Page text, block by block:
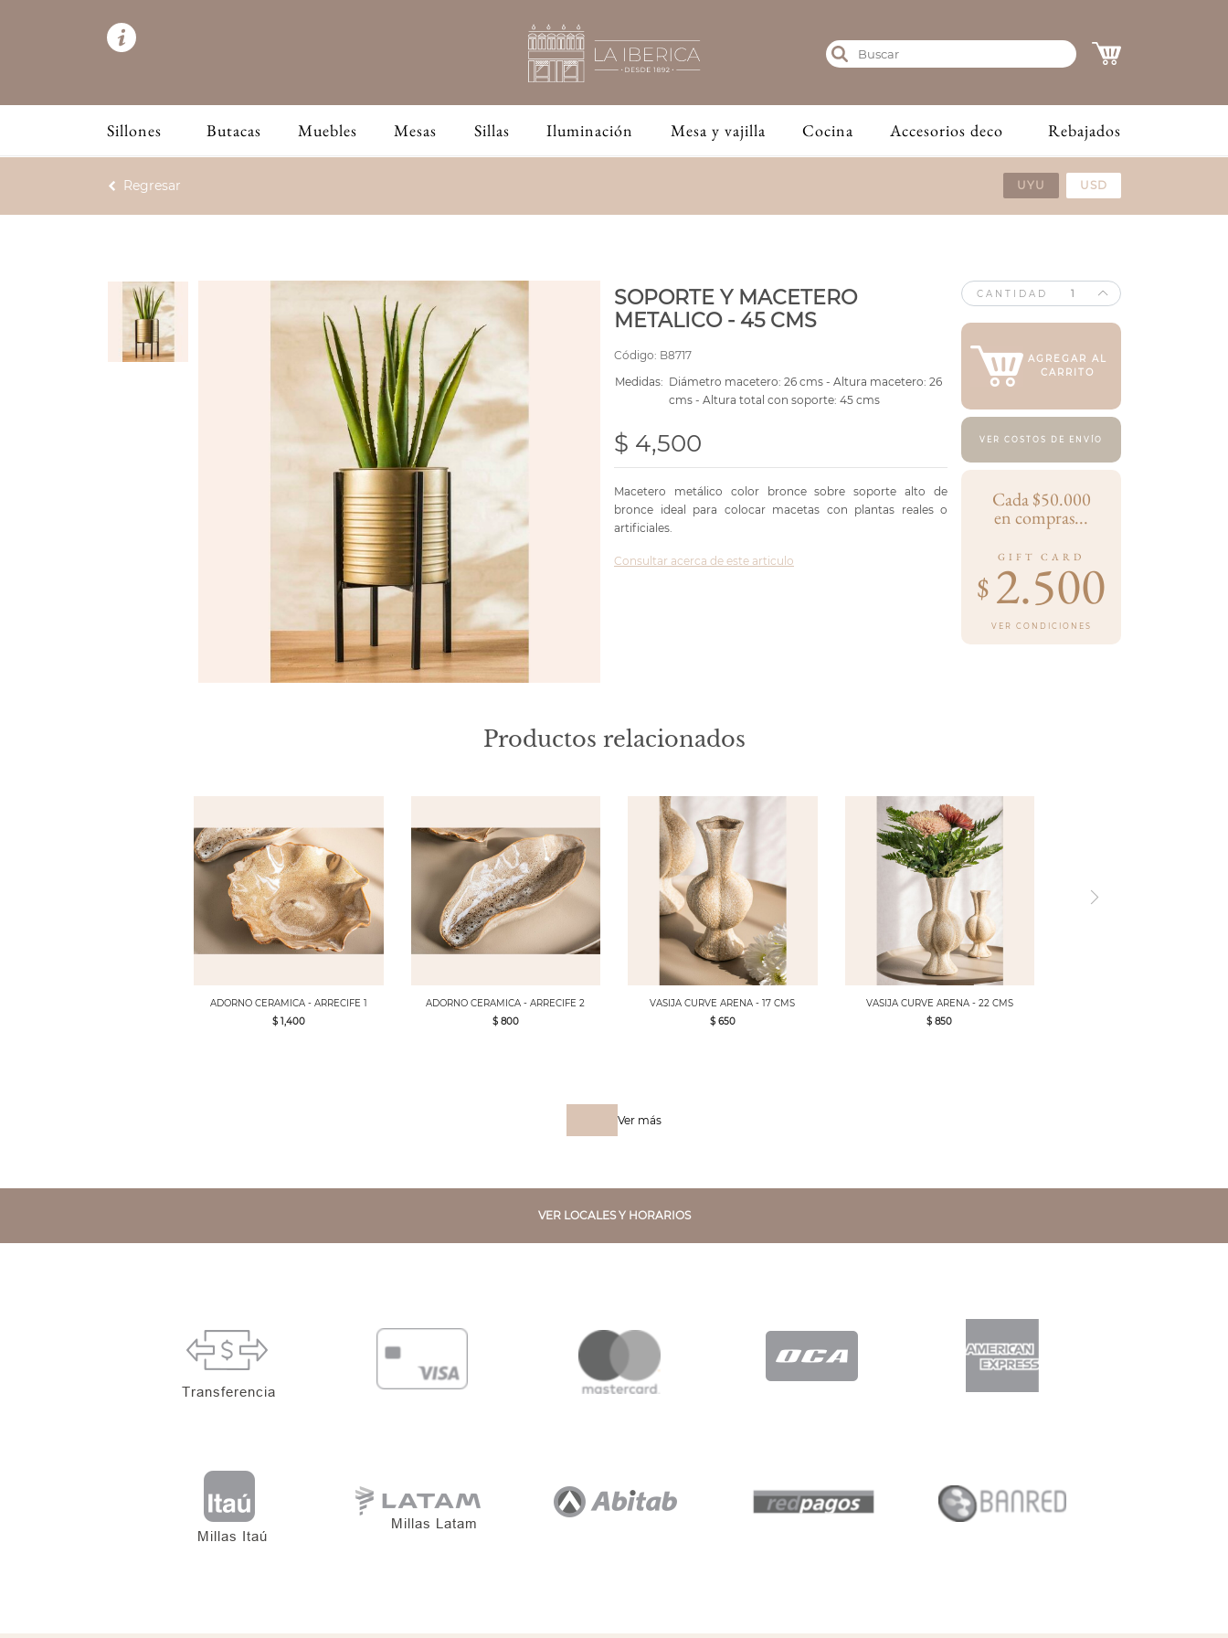
Sillones Butacas Muebles Mesas Sillas Iluminación Mesa y vajilla Cocina Accesorios deco Rebajados
Regresar UYU USD
SOPORTE Y MACETERO
METALICO - 45 CMS
Código: B8717
Medidas: Diámetro macetero: 26 cms - Altura macetero: 26
cms - Altura total con soporte: 45 cms
$ 4,500
Macetero metálico color bronce sobre soporte alto de
bronce ideal para colocar macetas con plantas reales o
artificiales.
Consultar acerca de este articulo
CANTIDAD
AGREGAR AL
CARRITO
VER COSTOS DE ENVÍO
Cada $50.000
en compras...
GIFT CARD
$ 2.500
VER CONDICIONES
Productos relacionados
ADORNO CERAMICA - ARRECIFE 1
$ 1,400
ADORNO CERAMICA - ARRECIFE 2
$ 800
VASIJA CURVE ARENA - 17 CMS
$ 650
VASIJA CURVE ARENA - 22 CMS
$ 850
Ver más
VER LOCALES Y HORARIOS